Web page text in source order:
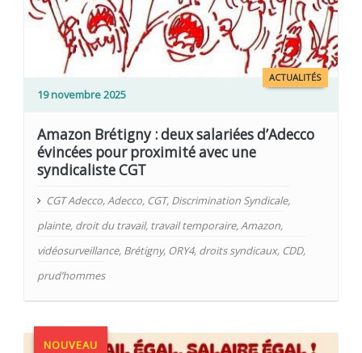
ACTUALITÉS
19 novembre 2025
Amazon Brétigny : deux salariées d’Adecco
évincées pour proximité avec une
syndicaliste CGT
CGT Adecco,Adecco, CGT, Discrimination Syndicale,
plainte, droit du travail, travail temporaire,Amazon,
vidéosurveillance, Brétigny, ORY4, droits syndicaux, CDD,
prud’hommes
NOUVEAU